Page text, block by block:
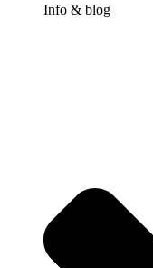
Info & blog